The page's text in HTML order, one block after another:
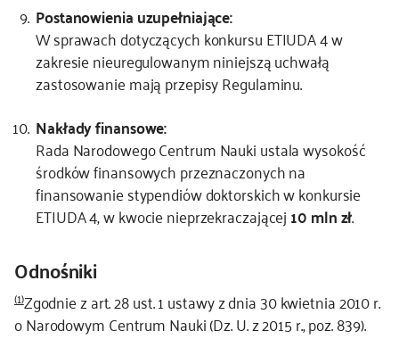
Postanowienia uzupełniające:
W sprawach dotyczących konkursu ETIUDA 4 w
zakresie nieuregulowanym niniejszą uchwałą
zastosowanie mają przepisy Regulaminu.
Nakłady finansowe:
Rada Narodowego Centrum Nauki ustala wysokość
środków finansowych przeznaczonych na
finansowanie stypendiów doktorskich w konkursie
ETIUDA 4, w kwocie nieprzekraczającej10 mln zł.
Odnośniki
(1)Zgodnie z art. 28 ust. 1 ustawy z dnia 30 kwietnia 2010 r.
o Narodowym Centrum Nauki (Dz. U. z 2015 r., poz. 839).